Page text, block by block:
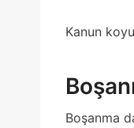
Kanun
Boşanma